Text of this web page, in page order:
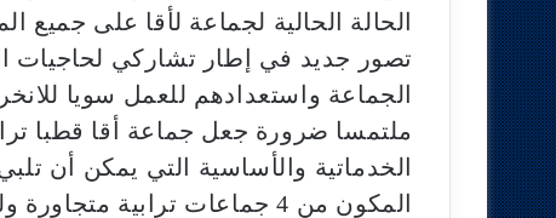
الحالة الحالية لجماعة لأقا على
تصور جديد في إطار تشاركي لحاجيات
الجماعة واستعدادهم للعمل سويا
ملتمسا ضرورة جعل جماعة أقا قطبا
الخدماتية والأساسية التي يمكن أن
المكون من 4 جماعات ترابية متجاورة ولها خصوصيات مجالية وديموغرافية متشابه